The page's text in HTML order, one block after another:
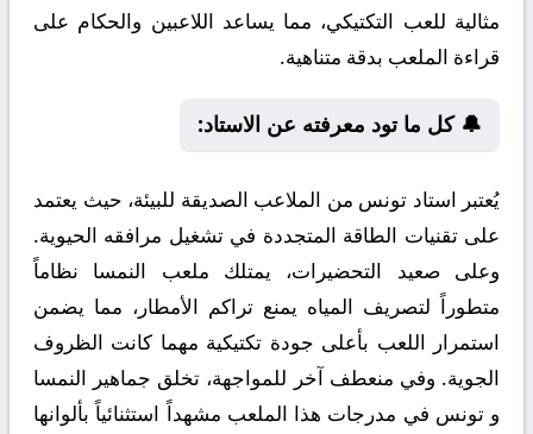
مثالية للعب التكتيكي، مما يساعد اللاعبين والحكام على
قراءة الملعب بدقة متناهية.
🔔 كل ما تود معرفته عن الاستاد:
يُعتبر استاد تونس من الملاعب الصديقة للبيئة، حيث يعتمد
على تقنيات الطاقة المتجددة في تشغيل مرافقه الحيوية.
وعلى صعيد التحضيرات، يمتلك ملعب النمسا نظاماً
متطوراً لتصريف المياه يمنع تراكم الأمطار، مما يضمن
استمرار اللعب بأعلى جودة تكتيكية مهما كانت الظروف
الجوية. وفي منعطف آخر للمواجهة، تخلق جماهير النمسا
و تونس في مدرجات هذا الملعب مشهداً استثنائياً بألوانها